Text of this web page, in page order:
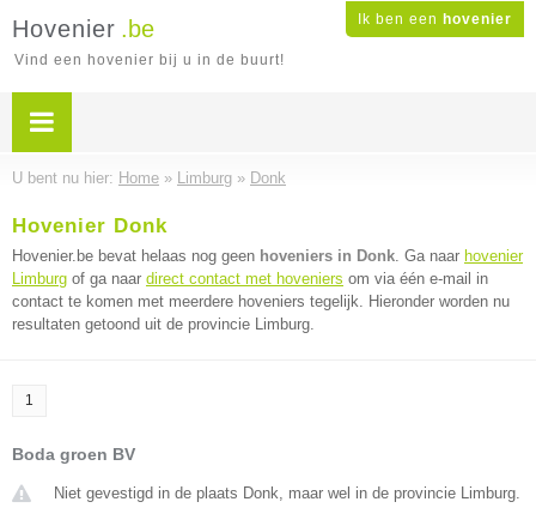
Ik ben een hovenier
Hovenier .be
Vind een hovenier bij u in de buurt!
U bent nu hier: Home » Limburg » Donk
Hovenier Donk
Hovenier.be bevat helaas nog geen hoveniers in Donk. Ga naar hovenier
Limburg of ga naar direct contact met hoveniers om via één e-mail in
contact te komen met meerdere hoveniers tegelijk. Hieronder worden nu
resultaten getoond uit de provincie Limburg.
1
Boda groen BV
Niet gevestigd in de plaats Donk, maar wel in de provincie Limburg.